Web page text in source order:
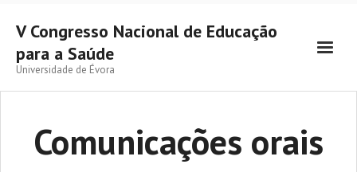
V Congresso Nacional de Educação
para a Saúde
Universidade de Évora
Comunicações orais